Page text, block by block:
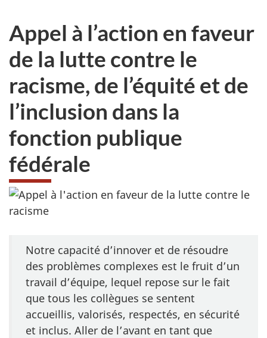
Appel à l’action en faveur
de la lutte contre le
racisme, de l’équité et de
l’inclusion dans la
fonction publique
fédérale
Notre capacité d’innover et de résoudre
des problèmes complexes est le fruit d’un
travail d’équipe, lequel repose sur le fait
que tous les collègues se sentent
accueillis, valorisés, respectés, en sécurité
et inclus. Aller de l’avant en tant que